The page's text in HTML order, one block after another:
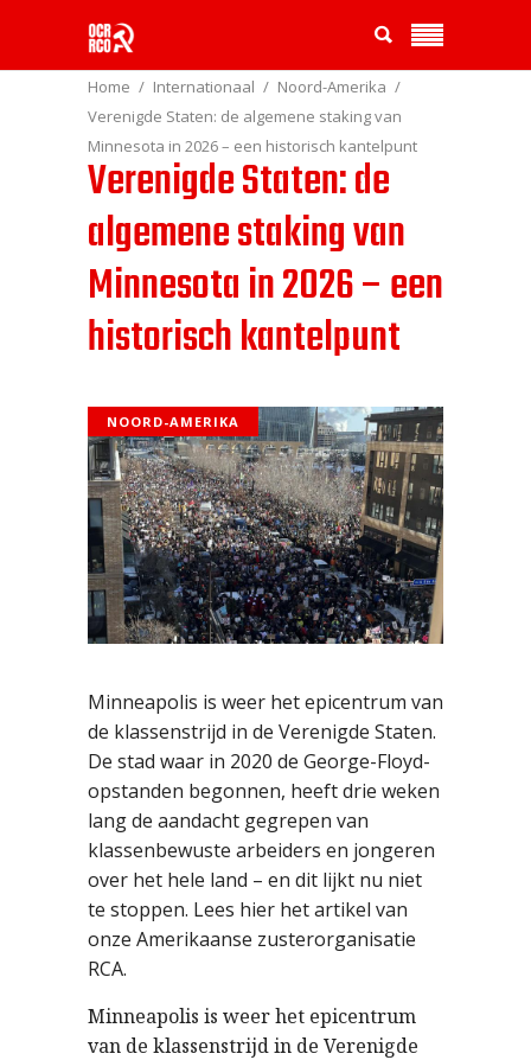
Home Internationaal
Noord-Amerika
Verenigde Staten: de algemene staking van
Minnesota in 2026 – een historisch kantelpunt
Verenigde Staten: de
algemene staking van
Minnesota in 2026 – een
historisch kantelpunt
NOORD-AMERIKA
Minneapolis is weer het epicentrum van
de klassenstrijd in de Verenigde Staten.
De stad waar in 2020 de George-Floyd-
opstanden begonnen, heeft drie weken
lang de aandacht gegrepen van
klassenbewuste arbeiders en jongeren
over het hele land – en dit lijkt nu niet
te stoppen. Lees hier het artikel van
onze Amerikaanse zusterorganisatie
RCA.
Minneapolis is weer het epicentrum
van de klassenstrijd in de Verenigde